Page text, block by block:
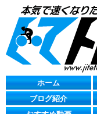
ホーム
ブログ紹介